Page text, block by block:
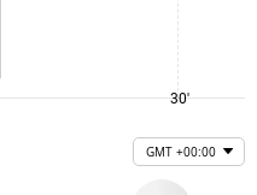
30'
GMT +00:00